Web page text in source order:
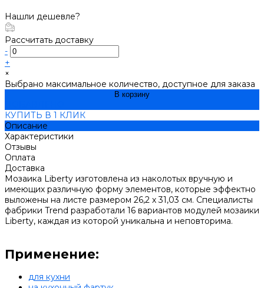
Нашли дешевле?
Рассчитать доставку
-
+
×
Выбрано максимальное количество, доступное для заказа
В корзину
КУПИТЬ В 1 КЛИК
Описание
Характеристики
Отзывы
Оплата
Доставка
Мозаика Liberty изготовлена из наколотых вручную и
имеющих различную форму элементов, которые эффектно
выложены на листе размером 26,2 х 31,03 см. Специалисты
фабрики Trend разработали 16 вариантов модулей мозаики
Liberty, каждая из которой уникальна и неповторима.
Применение:
для кухни